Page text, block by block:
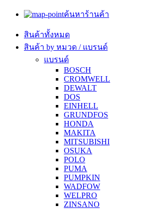
ค้นหาร้านค้า
สินค้าทั้งหมด
สินค้า by หมวด / แบรนด์
แบรนด์
BOSCH
CROMWELL
DEWALT
DOS
EINHELL
GRUNDFOS
HONDA
MAKITA
MITSUBISHI
OSUKA
POLO
PUMA
PUMPKIN
WADFOW
WELPRO
ZINSANO